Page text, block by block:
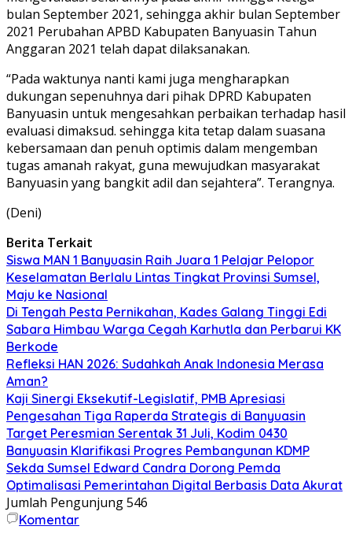
bulan September 2021, sehingga akhir bulan September
2021 Perubahan APBD Kabupaten Banyuasin Tahun
Anggaran 2021 telah dapat dilaksanakan.
“Pada waktunya nanti kami juga mengharapkan
dukungan sepenuhnya dari pihak DPRD Kabupaten
Banyuasin untuk mengesahkan perbaikan terhadap hasil
evaluasi dimaksud. sehingga kita tetap dalam suasana
kebersamaan dan penuh optimis dalam mengemban
tugas amanah rakyat, guna mewujudkan masyarakat
Banyuasin yang bangkit adil dan sejahtera”. Terangnya.
(Deni)
Berita Terkait
Siswa MAN 1 Banyuasin Raih Juara 1 Pelajar Pelopor
Keselamatan Berlalu Lintas Tingkat Provinsi Sumsel,
Maju ke Nasional
Di Tengah Pesta Pernikahan, Kades Galang Tinggi Edi
Sabara Himbau Warga Cegah Karhutla dan Perbarui KK
Berkode
Refleksi HAN 2026: Sudahkah Anak Indonesia Merasa
Aman?
Kaji Sinergi Eksekutif-Legislatif, PMB Apresiasi
Pengesahan Tiga Raperda Strategis di Banyuasin
Target Peresmian Serentak 31 Juli, Kodim 0430
Banyuasin Klarifikasi Progres Pembangunan KDMP
Sekda Sumsel Edward Candra Dorong Pemda
Optimalisasi Pemerintahan Digital Berbasis Data Akurat
Jumlah Pengunjung546
Komentar